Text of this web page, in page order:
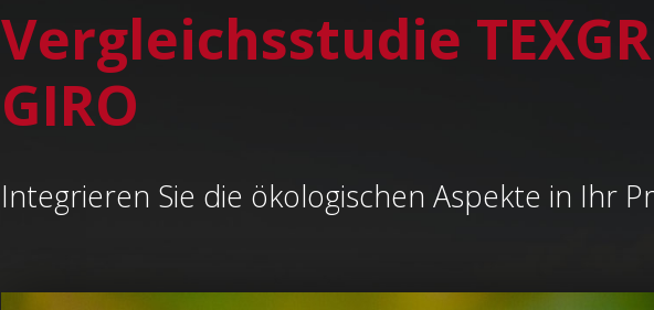
Vergleichsstudie
GIRO
Integrieren Sie die ökologischen Aspekte in Ihr